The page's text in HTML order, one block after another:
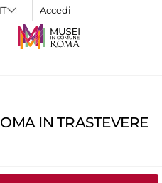
Accedi
IN TRASTEVERE